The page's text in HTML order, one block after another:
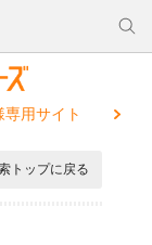
専用サイト
トップに戻る